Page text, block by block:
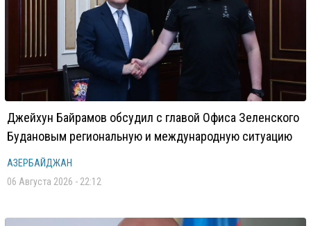
Джейхун Байрамов обсудил с главой Офиса Зеленского
Будановым региональную и международную ситуацию
АЗЕРБАЙДЖАН
06 Августа 2026 - 22:12